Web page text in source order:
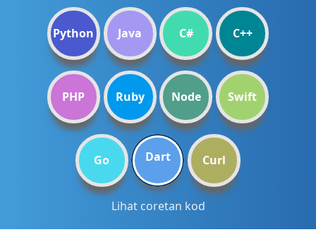
Python Java C# C++
PHP Ruby Node Swift
Go Dart Curl
Lihat coretan kod